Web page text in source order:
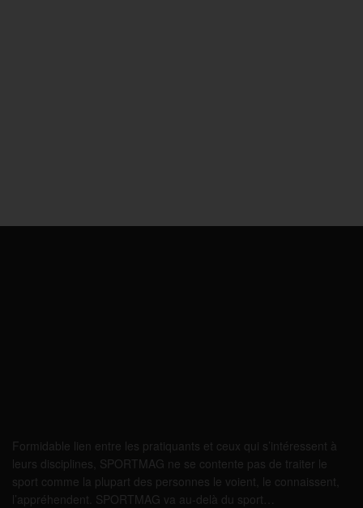
Formidable lien entre les pratiquants et ceux qui s’intéressent à
leurs disciplines, SPORTMAG ne se contente pas de traiter le
sport comme la plupart des personnes le voient, le connaissent,
l’appréhendent. SPORTMAG va au-delà du sport…